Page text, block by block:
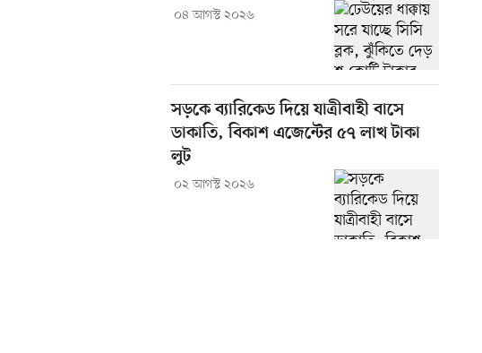
০৪ আগস্ট ২০২৬
সড়কে ব্যারিকেড দিয়ে যাত্রীবাহী বাসে
ডাকাতি, বিকাশ এজেন্টের ৫৭ লাখ টাকা
লুট
০২ আগস্ট ২০২৬